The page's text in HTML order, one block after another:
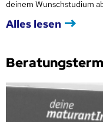
deinem Wunschstudium
Alles lesen